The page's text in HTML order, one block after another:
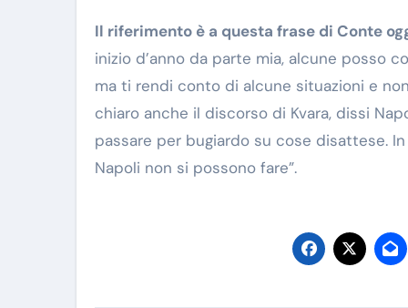
Il riferimento è a questa frase di Conte
inizio d’anno da parte mia, alcune posso
ma ti rendi conto di alcune situazioni e
chiaro anche il discorso di Kvara, dissi
passare per bugiardo su cose disattese.
Napoli non si possono fare”.